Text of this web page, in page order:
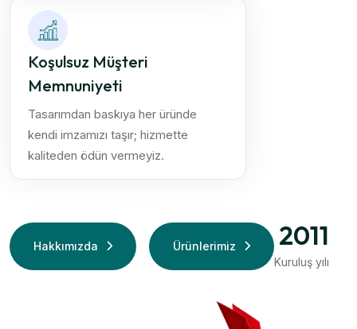
Koşulsuz Müşteri
Memnuniyeti
Tasarımdan baskıya her üründe
kendi imzamızı taşır; hizmette
kaliteden ödün vermeyiz.
Hakkımızda Ürünlerimiz 2011
Kuruluş yılı